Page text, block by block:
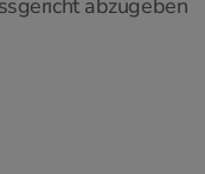
abzugeben